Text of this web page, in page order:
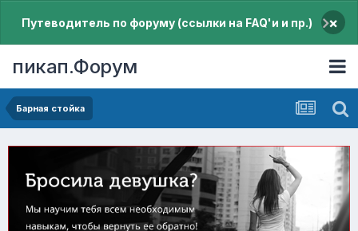
Путеводитель по форуму (ссылки на FAQ'и и пр.) ×
пикап.Форум
Барная стойка